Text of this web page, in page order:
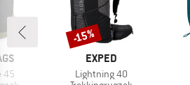
45
MERK
EXPED
Artikel
Lightning 40
Korting
-15%